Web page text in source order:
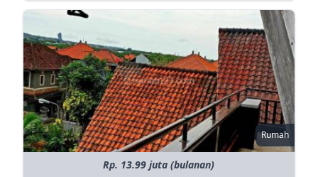
Rumah
Rp. 13.99 juta (bulanan)